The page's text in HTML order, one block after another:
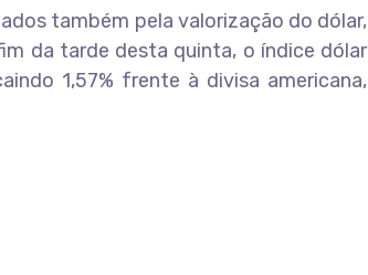
também pela valorização do dólar,
da tarde desta quinta, o índice dólar
1,57% frente à divisa americana,